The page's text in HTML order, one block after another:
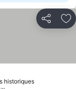
Partager
historiques